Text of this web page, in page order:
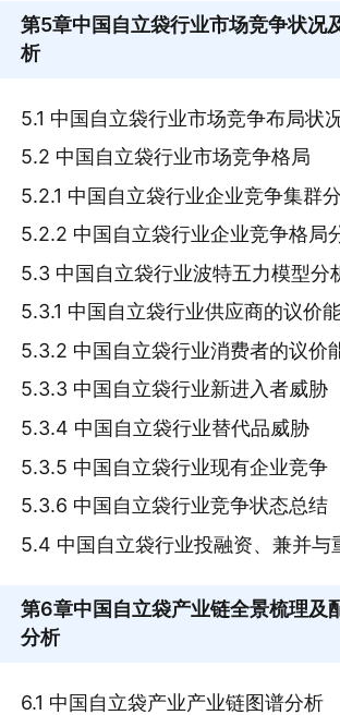
第5章中国自立袋行业市场竞争状况
析
5.1 中国自立袋行业市场竞争布局状
5.2 中国自立袋行业市场竞争格局
5.2.1 中国自立袋行业企业竞争集群
5.2.2 中国自立袋行业企业竞争格局
5.3 中国自立袋行业波特五力模型分
5.3.1 中国自立袋行业供应商的议价
5.3.2 中国自立袋行业消费者的议价
5.3.3 中国自立袋行业新进入者威胁
5.3.4 中国自立袋行业替代品威胁
5.3.5 中国自立袋行业现有企业竞争
5.3.6 中国自立袋行业竞争状态总结
5.4 中国自立袋行业投融资、兼并与
第6章中国自立袋产业链全景梳理及
分析
6.1 中国自立袋产业产业链图谱分析